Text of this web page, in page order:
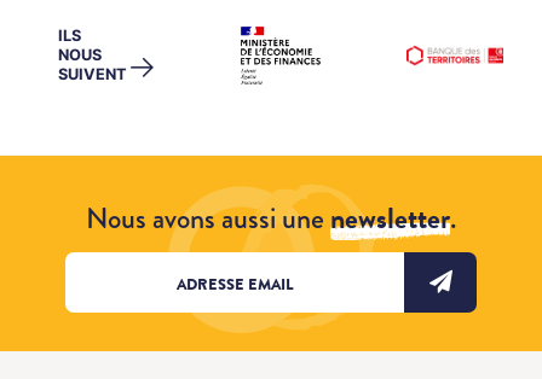
ILS
NOUS
SUIVENT →
Nous avons aussi unenewsletter.